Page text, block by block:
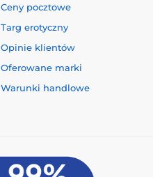
Ceny pocztowe
Targ erotyczny
Opinie klientów
Oferowane marki
Warunki handlowe